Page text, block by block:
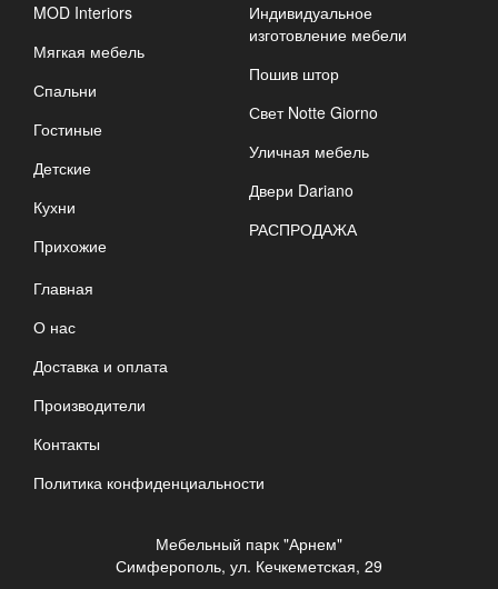
MOD Interiors
Мягкая мебель
Спальни
Гостиные
Детские
Кухни
Прихожие
Индивидуальное
изготовление мебели
Пошив штор
Свет Notte Giorno
Уличная мебель
Двери Dariano
РАСПРОДАЖА
Главная
О нас
Доставка и оплата
Производители
Контакты
Политика конфиденциальности
Мебельный парк "Арнем"
Симферополь, ул. Кечкеметская, 29